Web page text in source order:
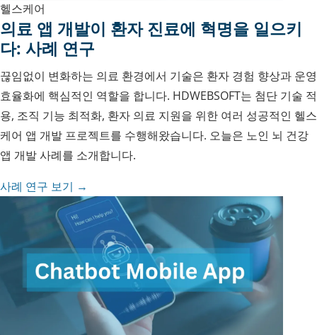
헬스케어
의료 앱 개발이 환자 진료에 혁명을 일으키
다: 사례 연구
끊임없이 변화하는 의료 환경에서 기술은 환자 경험 향상과 운영
효율화에 핵심적인 역할을 합니다. HDWEBSOFT는 첨단 기술 적
용, 조직 기능 최적화, 환자 의료 지원을 위한 여러 성공적인 헬스
케어 앱 개발 프로젝트를 수행해왔습니다. 오늘은 노인 뇌 건강
앱 개발 사례를 소개합니다.
사례 연구 보기 →